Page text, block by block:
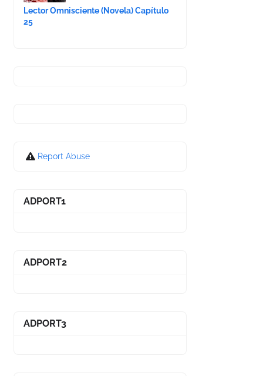
Lector Omnisciente (Novela) Capítulo
25
Report Abuse
ADPORT1
ADPORT2
ADPORT3